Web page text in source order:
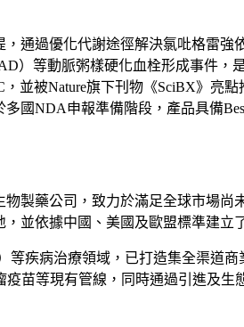
通過優化代謝途徑解決氯吡格雷強
）等動脈粥樣硬化血栓形成事件，
並被Nature旗下刊物《SciBX》亮點
國NDA申報準備階段，產品具備
製藥公司，致力於滿足全球市場
並依據中國、美國及歐盟標準建立
疾病治療領域，已打造集全渠道
苗等現有管線，同時通過引進及